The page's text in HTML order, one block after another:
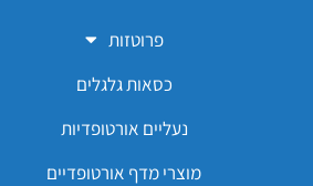
פרוטזות
כסאות גלגלים
נעליים אורטופדיות
מוצרי מדף אורטופדיים